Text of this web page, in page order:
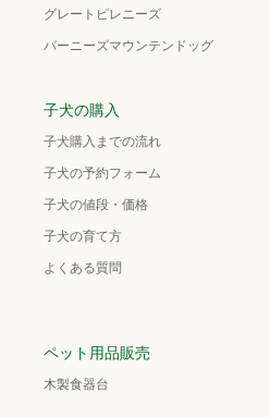
グレートピレニーズ
バーニーズマウンテンドッグ
子犬の購入
子犬購入までの流れ
子犬の予約フォーム
子犬の値段・価格
子犬の育て方
よくある質問
ペット用品販売
木製食器台